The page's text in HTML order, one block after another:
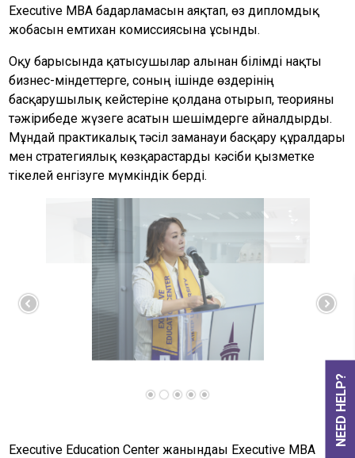
NEED HELP?
Executive MBA бағдарламасын аяқтап, өз дипломдық
жобасын емтихан комиссиясына ұсынды.
Оқу барысында қатысушылар алынған білімді нақты
бизнес-міндеттерге, соның ішінде өздерінің
басқарушылық кейстеріне қолдана отырып, теорияны
тәжірибеде жүзеге асатын шешімдерге айналдырды.
Мұндай практикалық тәсіл заманауи басқару құралдары
мен стратегиялық көзқарастарды кәсіби қызметке
тікелей енгізуге мүмкіндік берді.
Executive Education Center жанындағы Executive MBA